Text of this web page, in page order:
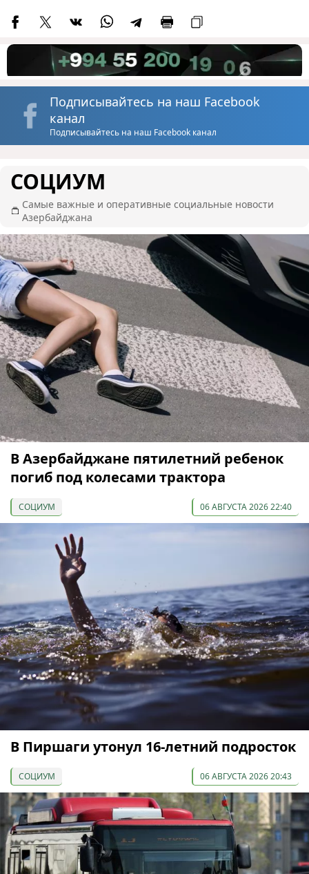
Подписывайтесь на наш Facebook
канал
Подписывайтесь на наш Facebook канал
СОЦИУМ
Самые важные и оперативные социальные новости
Азербайджана
В Азербайджане пятилетний ребенок
погиб под колесами трактора
СОЦИУМ 06 АВГУСТА 2026 22:40
В Пиршаги утонул 16-летний подросток
СОЦИУМ 06 АВГУСТА 2026 20:43